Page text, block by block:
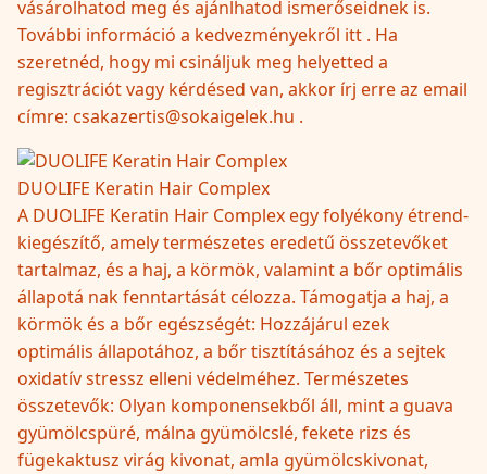
vásárolhatod meg és ajánlhatod ismerőseidnek is.
További információ a kedvezményekről itt . Ha
szeretnéd, hogy mi csináljuk meg helyetted a
regisztrációt vagy kérdésed van, akkor írj erre az email
címre: csakazertis@sokaigelek.hu .
DUOLIFE Keratin Hair Complex
A DUOLIFE Keratin Hair Complex egy folyékony étrend-
kiegészítő, amely természetes eredetű összetevőket
tartalmaz, és a haj, a körmök, valamint a bőr optimális
állapotá nak fenntartását célozza. Támogatja a haj, a
körmök és a bőr egészségét: Hozzájárul ezek
optimális állapotához, a bőr tisztításához és a sejtek
oxidatív stressz elleni védelméhez. Természetes
összetevők: Olyan komponensekből áll, mint a guava
gyümölcspüré, málna gyümölcslé, fekete rizs és
fügekaktusz virág kivonat, amla gyümölcskivonat,